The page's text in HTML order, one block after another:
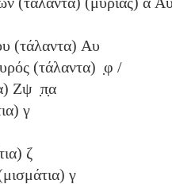
(τάλαντα) Αυ
(τάλαντα) ̣φ /
Ζψ ̣π̣α
γ
ζ
γ